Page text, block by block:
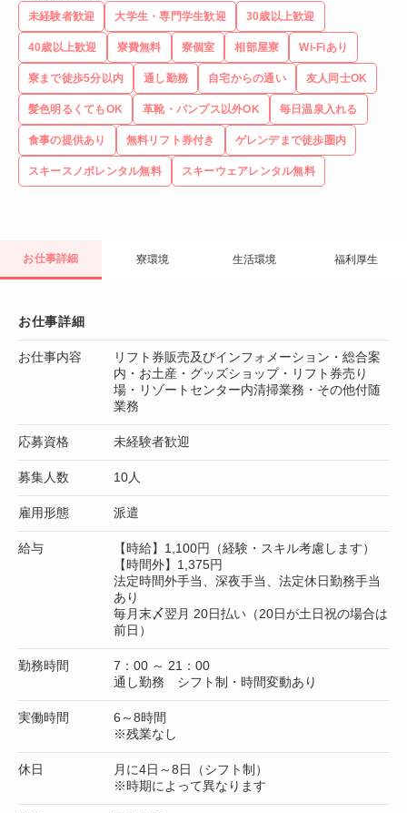
未経験者歓迎
大学生・専門学生歓迎 30歳以上歓迎
40歳以上歓迎 寮費無料 寮個室 相部屋寮 Wi-Fiあり
寮まで徒歩5分以内 通し勤務 自宅からの通い 友人同士OK
髪色明るくてもOK 革靴・パンプス以外OK 毎日温泉入れる
食事の提供あり 無料リフト券付き ゲレンデまで徒歩圏内
スキースノボレンタル無料 スキーウェアレンタル無料
お仕事詳細 寮環境 生活環境 福利厚生
お仕事詳細
お仕事内容
リフト券販売及びインフォメーション・総合案
内・お土産・グッズショップ・リフト券売り
場・リゾートセンター内清掃業務・その他付随
業務
応募資格 未経験者歓迎
募集人数 10人
雇用形態 派遣
給与
【時給】1,100円（経験・スキル考慮します）
【時間外】1,375円
法定時間外手当、深夜手当、法定休日勤務手当
あり
毎月末〆翌月 20日払い（20日が土日祝の場合は
前日）
勤務時間
7：00 ～ 21：00
通し勤務 シフト制・時間変動あり
実働時間
6～8時間
※残業なし
休日
月に4日～8日（シフト制）
※時期によって異なります